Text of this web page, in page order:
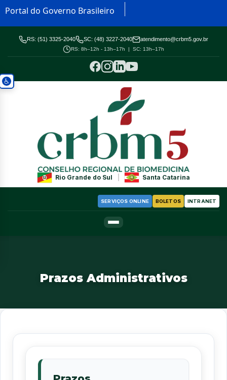
Portal do Governo Brasileiro
RS: (51) 3325-2040 SC: (48) 3227-2040 atendimento@crbm5.gov.br
RS: 8h–12h - 13h–17h | SC: 13h–17h
Rio Grande do Sul Santa Catarina
SERVIÇOS ONLINE BOLETOS INTRANET
Prazos Administrativos